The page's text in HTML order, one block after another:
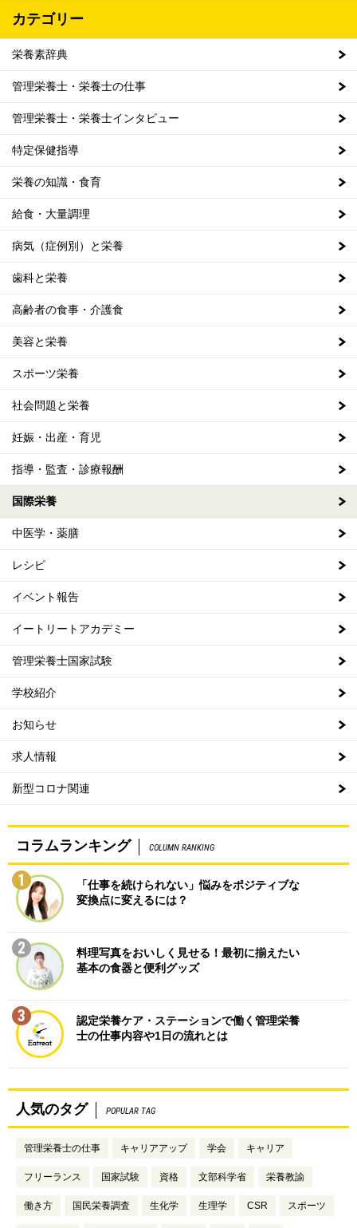
カテゴリー
栄養素辞典
管理栄養士・栄養士の仕事
管理栄養士・栄養士インタビュー
特定保健指導
栄養の知識・食育
給食・大量調理
病気（症例別）と栄養
歯科と栄養
高齢者の食事・介護食
美容と栄養
スポーツ栄養
社会問題と栄養
妊娠・出産・育児
指導・監査・診療報酬
国際栄養
中医学・薬膳
レシピ
イベント報告
イートリートアカデミー
管理栄養士国家試験
学校紹介
お知らせ
求人情報
新型コロナ関連
コラムランキング COLUMN RANKING
1
「仕事を続けられない」悩みをポジティブな
変換点に変えるには？
2
料理写真をおいしく見せる！最初に揃えたい
基本の食器と便利グッズ
3
認定栄養ケア・ステーションで働く管理栄養
士の仕事内容や1日の流れとは
人気のタグ POPULAR TAG
管理栄養士の仕事 キャリアアップ 学会 キャリア
フリーランス 国家試験 資格 文部科学省 栄養教諭
働き方 国民栄養調査 生化学 生理学 CSR スポーツ